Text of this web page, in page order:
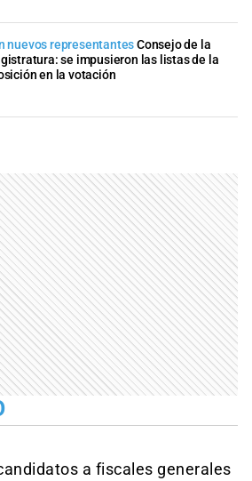
nuevos representantesConsejo de la
se impusieron las listas de la
en la votación
a fiscales generales